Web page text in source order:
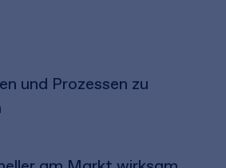
und Prozessen zu